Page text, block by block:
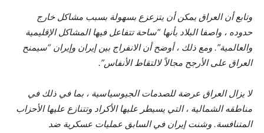
وتابع أن العراق يمكن أن يتزعزع بسهولة بسبب مشاكل خارج
حدوده ، واصفا البلاد بأنها “ساحة تتفاعل فيها المشاكل الإقليمية
والعالمية”. ومع ذلك ، أوضح أن الانفراج بين إيران وإيران “سيمنح
العراق على الأرجح مجالاً لالتقاط الأنفاس”.
لا يزال العراق عرضة للصدمات الجيوسياسية ، بما في ذلك في
مناطقه الشمالية ، التي يسيطر عليها الأكراد وتتنازع عليها الأحزاب
المتنافسة. وشنت إيران في السابق عمليات عسكرية ضد